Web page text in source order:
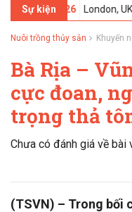
Sự kiện
2026 London, UK - Hội
Nuôi trồng thủy sản Khuyến
Bà Rịa –
cực đoan,
trọng thả
Chưa có đánh giá về bài
(TSVN) – Trong bối